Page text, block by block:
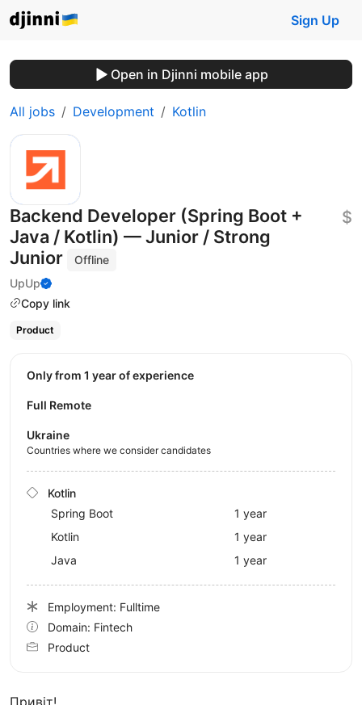
Sign Up
Open in Djinni mobile app
All jobs Development Kotlin
Backend Developer (Spring Boot +
Java / Kotlin) — Junior / Strong
Junior
Offline
UpUp
Copy link
$
Product
Привіт!
Only from 1 year of experience
Full Remote
Ukraine
Countries where we consider candidates
Kotlin
Spring Boot
1 year
Kotlin
1 year
Java
1 year
Employment: Fulltime
Domain: Fintech
Product